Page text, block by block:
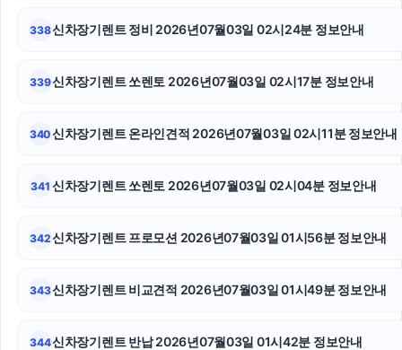
애견파양
수원형사전문변호사
338신차장기렌트 정비 2026년07월03일 02시24분 정보안내
339신차장기렌트 쏘렌토 2026년07월03일 02시17분 정보안내
340신차장기렌트 온라인견적 2026년07월03일 02시11분 정보안내
341 신차장기렌트 쏘렌토 2026년07월03일 02시04분 정보안내
342신차장기렌트 프로모션 2026년07월03일 01시56분 정보안내
343신차장기렌트 비교견적 2026년07월03일 01시49분 정보안내
344신차장기렌트 반납 2026년07월03일 01시42분 정보안내